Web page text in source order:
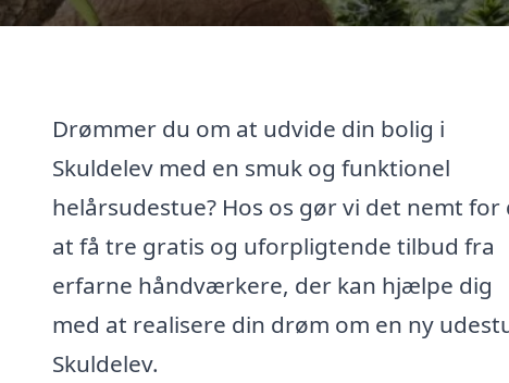
Drømmer du om at udvide din bolig i
Skuldelev med en smuk og funktionel
helårsudestue? Hos os gør vi det nemt for
at få tre gratis og uforpligtende tilbud fra
erfarne håndværkere, der kan hjælpe dig
med at realisere din drøm om en ny
Skuldelev.